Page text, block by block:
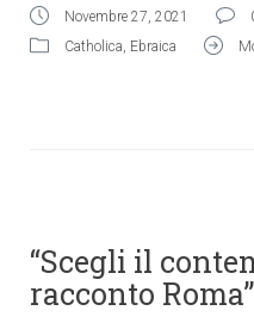
Novembre 27, 2021
Catholica, Ebraica
“Scegli il
racconto Roma”